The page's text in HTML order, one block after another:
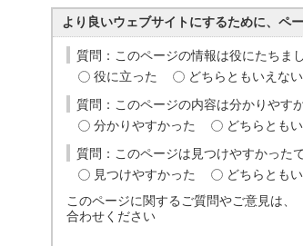
より良いウェブサイトにするために、ペ
質問：このページの情報は役にたちま
役に立った
どちらともいえない
質問：このページの内容は分かりやす
分かりやすかった
どちらとも
質問：このページは見つけやすかった
見つけやすかった
どちらとも
このページに関するご質問やご意見は
合わせください